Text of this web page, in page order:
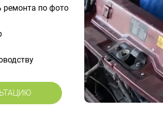
ремонта по фото